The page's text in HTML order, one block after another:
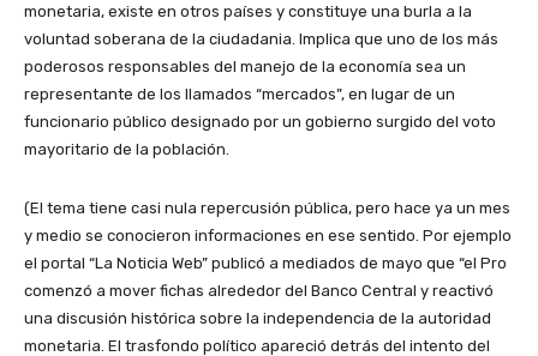
monetaria, existe en otros países y constituye una burla a la
voluntad soberana de la ciudadania. Implica que uno de los más
poderosos responsables del manejo de la economía sea un
representante de los llamados “mercados”, en lugar de un
funcionario público designado por un gobierno surgido del voto
mayoritario de la población.
(El tema tiene casi nula repercusión pública, pero hace ya un mes
y medio se conocieron informaciones en ese sentido. Por ejemplo
el portal “La Noticia Web” publicó a mediados de mayo que “el Pro
comenzó a mover fichas alrededor del Banco Central y reactivó
una discusión histórica sobre la independencia de la autoridad
monetaria. El trasfondo político apareció detrás del intento del